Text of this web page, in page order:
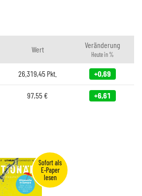
Wert Veränderung
Heute in %
26.319,45 Pkt. +0,69
97,55 € +6,61